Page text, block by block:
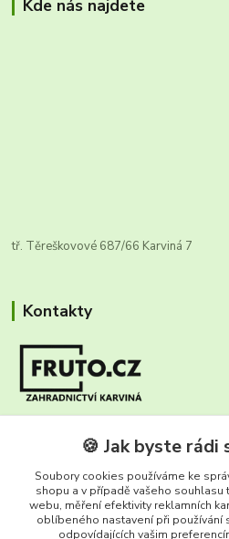
Kde nás najdete
tř. Těreškovové 687/66 Karviná 7
Kontakty
Zákaznická infolinka FRUTO
+420 604 670 925
(Po-Ne, 8-17 hod.)
info@fruto.cz
🍪 Jak byste rádi
Soubory cookies používáme ke
shopu a v případě vašeho
webu, měření efektivity reklamních
oblíbeného nastavení při používání
odpovídajících vašim